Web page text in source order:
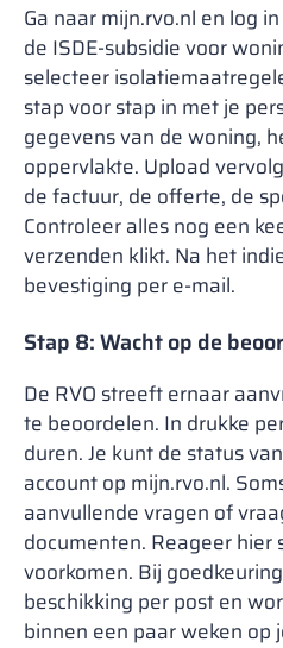
Ga naar mijn.rvo.nl en log
de ISDE-subsidie voor
selecteer
stap voor stap in met je
gegevens van de woning,
oppervlakte. Upload
de factuur, de offerte, de
Controleer alles nog een
verzenden klikt. Na het
bevestiging per e-mail.
Stap 8: Wacht op de
De RVO streeft ernaar
te beoordelen. In drukke
duren. Je kunt de status
account op mijn.rvo.nl.
aanvullende vragen of
documenten. Reageer hier
voorkomen. Bij
beschikking per post en
binnen een paar weken op